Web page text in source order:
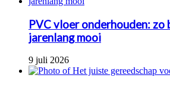
PVC vloer onderhouden:
jarenlang mooi
9 juli 2026